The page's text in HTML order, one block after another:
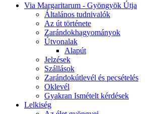
Via Margaritarum - Gyöngyök Útja
Általános tudnivalók
Az út története
Zarándokhagyományok
Útvonalak
Alapút
Jelzések
Szállások
Zarándokútlevél és pecsételés
Oklevél
Gyakran Ismételt kérdések
Lelkiség